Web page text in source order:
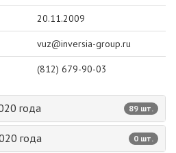
20.11.2009
vuz@inversia-group.ru
(812) 679-90-03
года 89 шт.
года 0 шт.